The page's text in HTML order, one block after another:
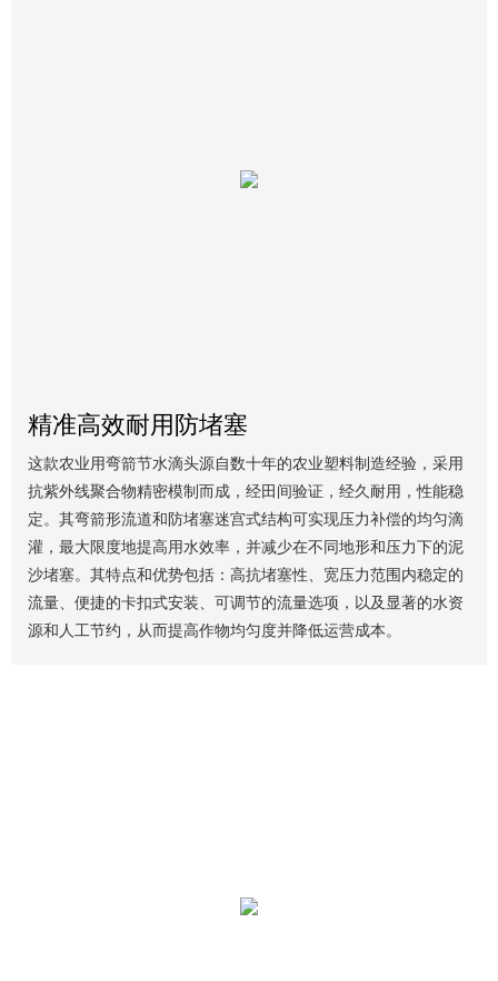
精准高效耐用防堵塞
这款农业用弯箭节水滴头源自数十年的农业塑料制造经验，采用
抗紫外线聚合物精密模制而成，经田间验证，经久耐用，性能稳
定。其弯箭形流道和防堵塞迷宫式结构可实现压力补偿的均匀滴
灌，最大限度地提高用水效率，并减少在不同地形和压力下的泥
沙堵塞。其特点和优势包括：高抗堵塞性、宽压力范围内稳定的
流量、便捷的卡扣式安装、可调节的流量选项，以及显著的水资
源和人工节约，从而提高作物均匀度并降低运营成本。